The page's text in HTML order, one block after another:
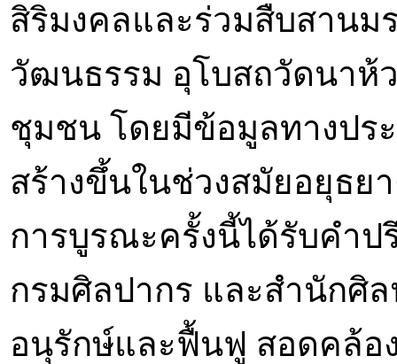
สิริมงคลและร่วมสืบสานม
วัฒนธรรม อุโบสถวัดนาห้
ชุมชน โดยมีข้อมูลทางปร
สร้างขึ้นในช่วงสมัยอยุธย
การบูรณะครั้งนี้ได้รับคำป
กรมศิลปากร และสำนักศิล
อนุรักษ์และฟื้นฟู สอดคล้อ